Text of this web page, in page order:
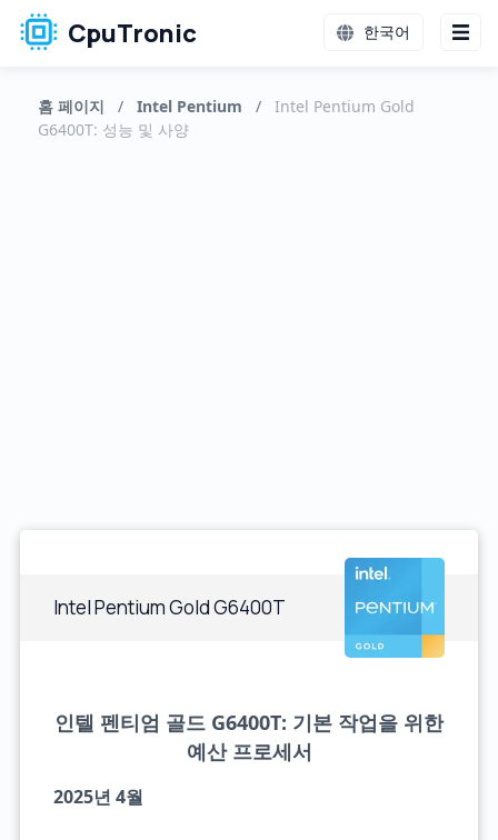
CpuTronic 한국어
홈 페이지 / Intel Pentium /
Intel Pentium Gold
G6400T: 성능 및 사양
Intel Pentium Gold G6400T
인텔 펜티엄 골드 G6400T: 기본 작업을 위한
예산 프로세서
2025년 4월